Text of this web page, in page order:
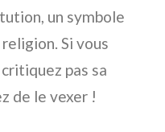
un symbole
Si vous
pas sa
de le vexer !